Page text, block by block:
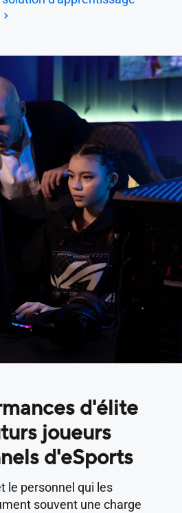
d'élite
joueurs
d'eSports
le personnel qui les
souvent une charge